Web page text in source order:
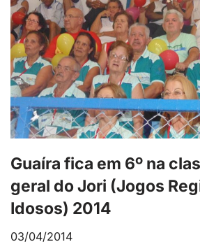
Guaíra fica em 6º na
geral do Jori (Jogos
Idosos) 2014
03/04/2014